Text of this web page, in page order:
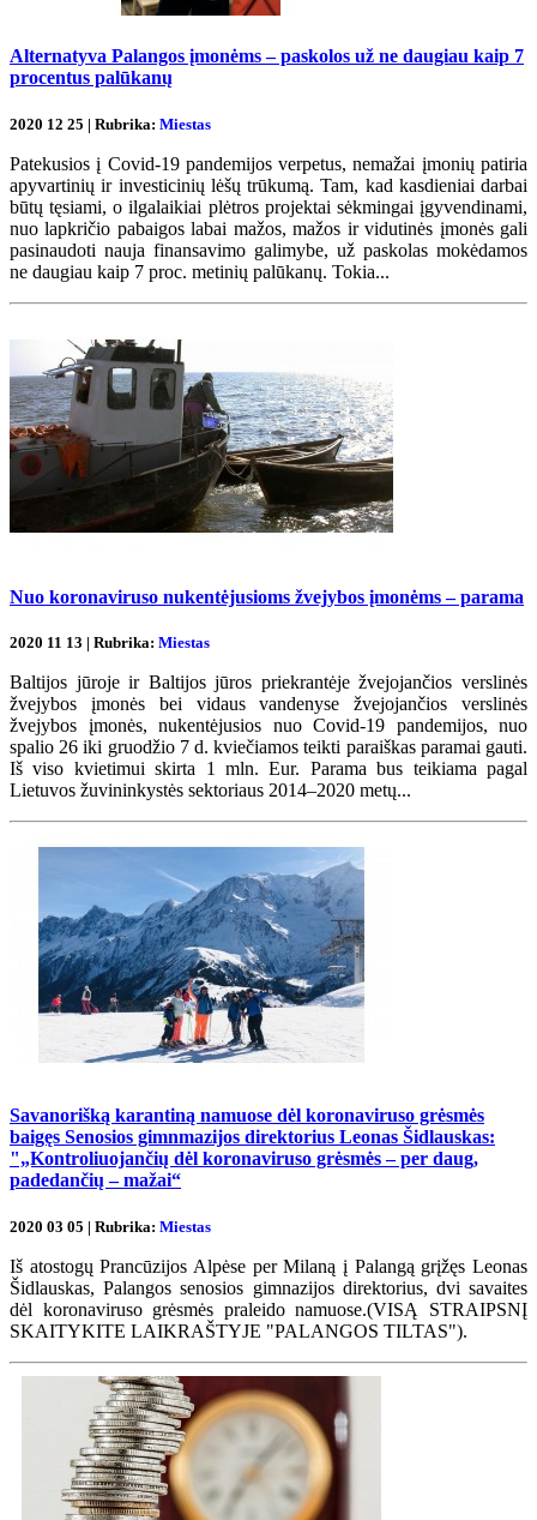
Alternatyva Palangos įmonėms – paskolos už ne daugiau kaip 7
procentus palūkanų
2020 12 25 | Rubrika: Miestas
Patekusios į Covid-19 pandemijos verpetus, nemažai įmonių patiria
apyvartinių ir investicinių lėšų trūkumą. Tam, kad kasdieniai darbai
būtų tęsiami, o ilgalaikiai plėtros projektai sėkmingai įgyvendinami,
nuo lapkričio pabaigos labai mažos, mažos ir vidutinės įmonės gali
pasinaudoti nauja finansavimo galimybe, už paskolas mokėdamos
ne daugiau kaip 7 proc. metinių palūkanų. Tokia...
Nuo koronaviruso nukentėjusioms žvejybos įmonėms – parama
2020 11 13 | Rubrika: Miestas
Baltijos jūroje ir Baltijos jūros priekrantėje žvejojančios verslinės
žvejybos įmonės bei vidaus vandenyse žvejojančios verslinės
žvejybos įmonės, nukentėjusios nuo Covid-19 pandemijos, nuo
spalio 26 iki gruodžio 7 d. kviečiamos teikti paraiškas paramai gauti.
Iš viso kvietimui skirta 1 mln. Eur. Parama bus teikiama pagal
Lietuvos žuvininkystės sektoriaus 2014–2020 metų...
Savanorišką karantiną namuose dėl koronaviruso grėsmės
baigęs Senosios gimnmazijos direktorius Leonas Šidlauskas:
"„Kontroliuojančių dėl koronaviruso grėsmės – per daug,
padedančių – mažai“
2020 03 05 | Rubrika: Miestas
Iš atostogų Prancūzijos Alpėse per Milaną į Palangą grįžęs Leonas
Šidlauskas, Palangos senosios gimnazijos direktorius, dvi savaites
dėl koronaviruso grėsmės praleido namuose.(VISĄ STRAIPSNĮ
SKAITYKITE LAIKRAŠTYJE "PALANGOS TILTAS").